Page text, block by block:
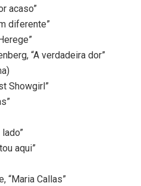
acaso”
diferente”
“A verdadeira dor”
Showgirl”
aqui”
“Maria Callas”